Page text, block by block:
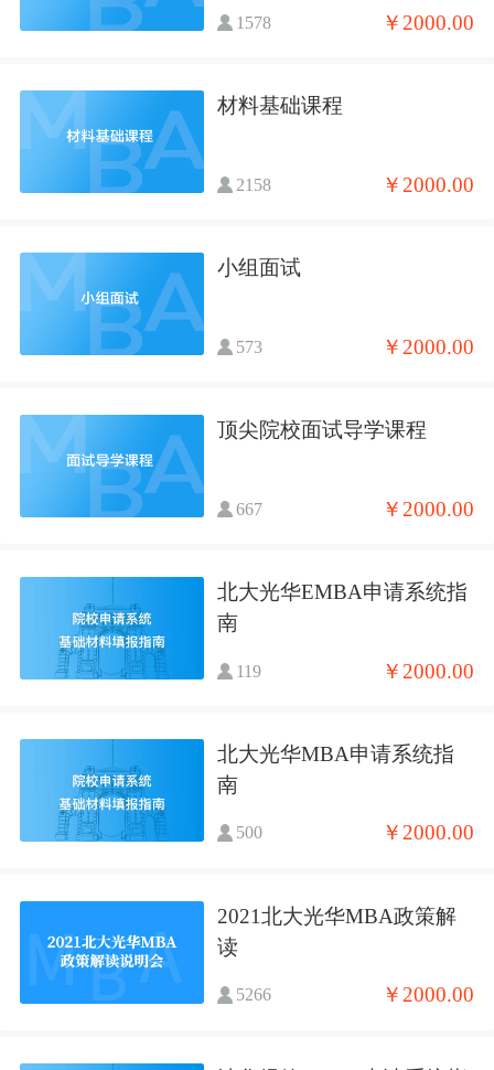
1578 ￥2000.00
材料基础课程
2158 ￥2000.00
小组面试
573 ￥2000.00
顶尖院校面试导学课程
667 ￥2000.00
北大光华EMBA申请系统指
南
119 ￥2000.00
北大光华MBA申请系统指
南
500 ￥2000.00
2021北大光华MBA政策解
读
5266 ￥2000.00